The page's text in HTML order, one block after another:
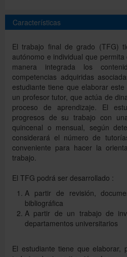
Características
El trabajo final de grado (TFG)
autónomo e individual que
manera integrada los
competencias adquiridas
estudiante tiene que elaborar
un profesor tutor, que actúa de
proceso de aprendizaje. El
progresos de su trabajo con
quincenal o mensual, según
considerará el número de
conveniente para hacer la
trabajo.
El TFG podrá ser desarrollado :
A partir de revisión,
bibliográfica
A partir de un trabajo de
departamentos universitarios
El estudiante tiene que elaborar,